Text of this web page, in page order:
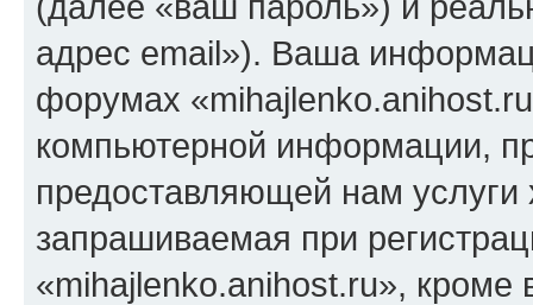
адрес email»). Ваша
форумах
компьютерной информации,
предоставляющей нам
запрашиваемая при
«mihajlenko.anihost.ru», кроме